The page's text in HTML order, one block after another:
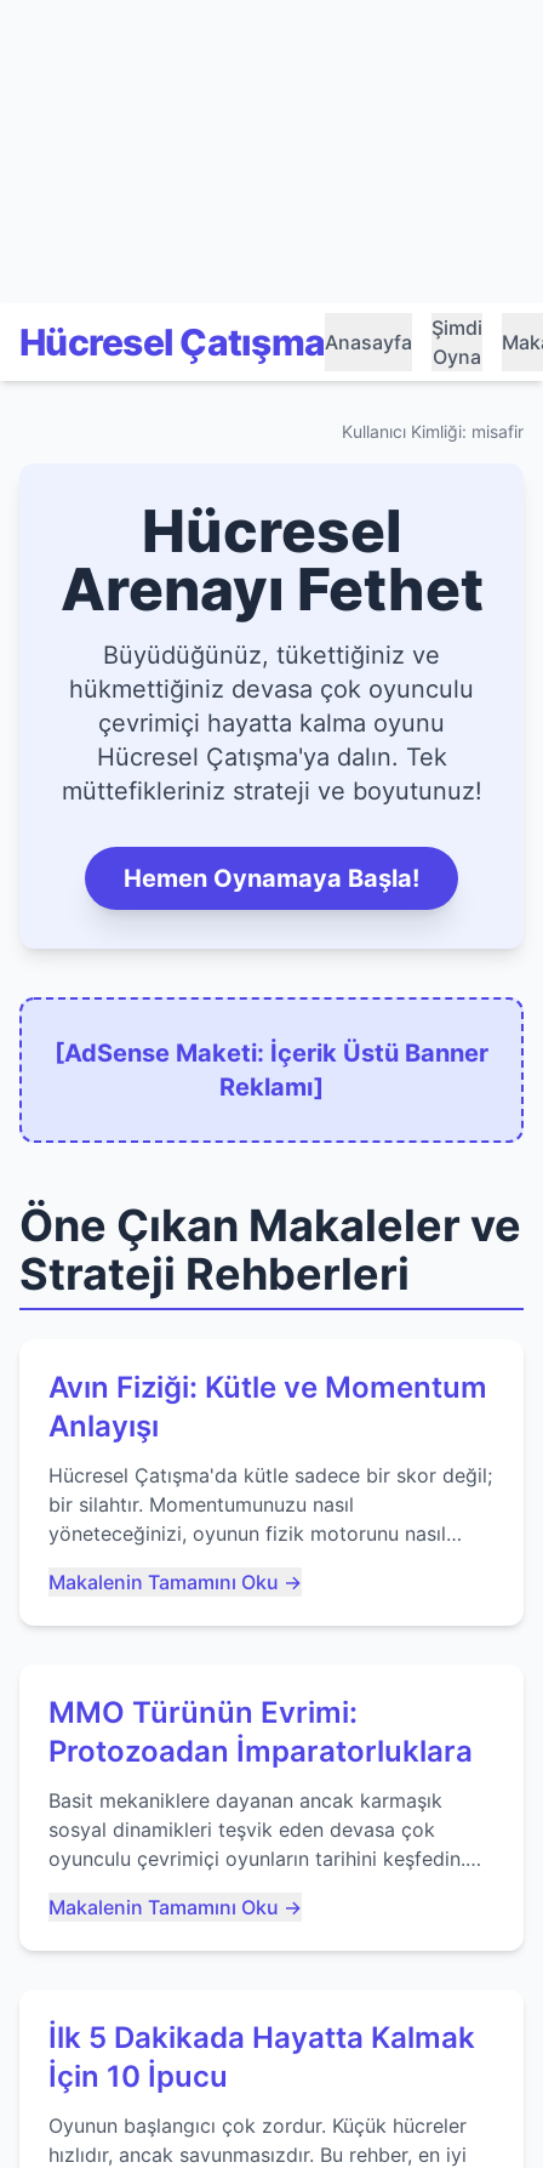
Hücresel ÇatışmaAnasayfa
Şimdi
Oyna
Kullanıcı Kimliği: misafir
Hücresel
Arenayı Fethet
Büyüdüğünüz, tükettiğiniz ve
hükmettiğiniz devasa çok oyunculu
çevrimiçi hayatta kalma oyunu
Hücresel Çatışma'ya dalın. Tek
müttefikleriniz strateji ve boyutunuz!
Hemen Oynamaya Başla!
[AdSense Maketi: İçerik Üstü Banner
Reklamı]
Öne Çıkan Makaleler ve
Strateji Rehberleri
Avın Fiziği: Kütle ve Momentum
Anlayışı
Hücresel Çatışma'da kütle sadece bir skor değil;
bir silahtır. Momentumunuzu nasıl
yöneteceğinizi, oyunun fizik motorunu nasıl
ustalaşacağınızı öğrenin...
Makalenin Tamamını Oku →
MMO Türünün Evrimi:
Protozoadan İmparatorluklara
Basit mekaniklere dayanan ancak karmaşık
sosyal dinamikleri teşvik eden devasa çok
oyunculu çevrimiçi oyunların tarihini keşfedin.
Makalenin Tamamını Oku →
İlk 5 Dakikada Hayatta Kalmak
İçin 10 İpucu
Oyunun başlangıcı çok zordur. Küçük hücreler
hızlıdır, ancak savunmasızdır. Bu rehber, en iyi